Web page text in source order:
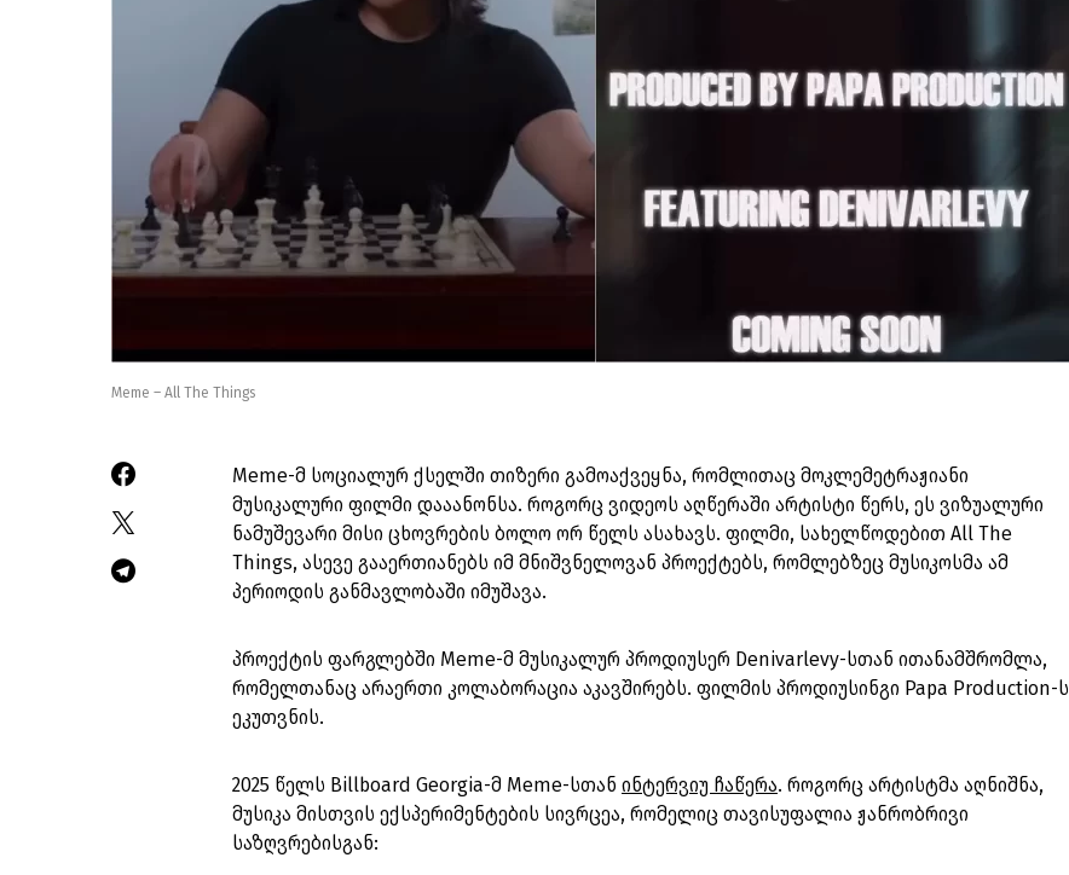
Meme – All The Things
Meme-მ სოციალურ ქსელში თიზერი გამოაქვეყნა, რომლითაც მოკლემეტრაჟიანი
მუსიკალური ფილმი დააანონსა. როგორც ვიდეოს აღწერაში არტისტი წერს, ეს ვიზუალური
ნამუშევარი მისი ცხოვრების ბოლო ორ წელს ასახავს. ფილმი, სახელწოდებით All The
Things, ასევე გააერთიანებს იმ მნიშვნელოვან პროექტებს, რომლებზეც მუსიკოსმა ამ
პერიოდის განმავლობაში იმუშავა.
პროექტის ფარგლებში Meme-მ მუსიკალურ პროდიუსერ Denivarlevy-სთან ითანამშრომლა,
რომელთანაც არაერთი კოლაბორაცია აკავშირებს. ფილმის პროდიუსინგი Papa Production-ს
ეკუთვნის.
2025 წელს Billboard Georgia-მ Meme-სთან ინტერვიუ ჩაწერა. როგორც არტისტმა აღნიშნა,
მუსიკა მისთვის ექსპერიმენტების სივრცეა, რომელიც თავისუფალია ჟანრობრივი
საზღვრებისგან: